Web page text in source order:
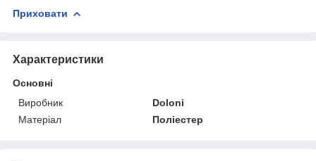
Приховати
Характеристики
Основні
Виробник
Doloni
Матеріал
Поліестер